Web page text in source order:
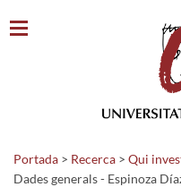
Portada > Recerca > Qui
Dades generals - Espinoza